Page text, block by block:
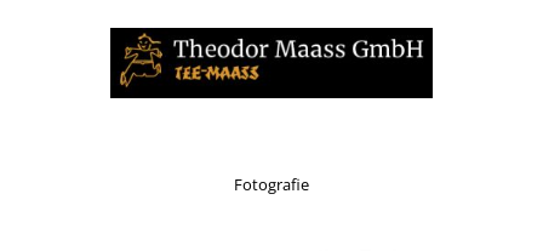
Fotografie